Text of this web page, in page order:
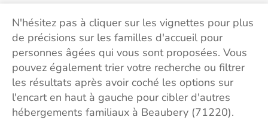
N'hésitez pas à cliquer sur les vignettes pour plus
de précisions sur les familles d'accueil pour
personnes âgées qui vous sont proposées. Vous
pouvez également trier votre recherche ou filtrer
les résultats après avoir coché les options sur
l'encart en haut à gauche pour cibler d'autres
hébergements familiaux à Beaubery (71220).